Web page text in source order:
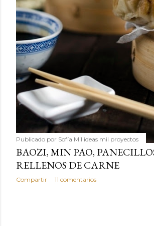
Publicado por Sofía Mil ideas mil proyectos
BAOZI, MIN PAO,
RELLENOS DE CARNE
Compartir 11 comentarios